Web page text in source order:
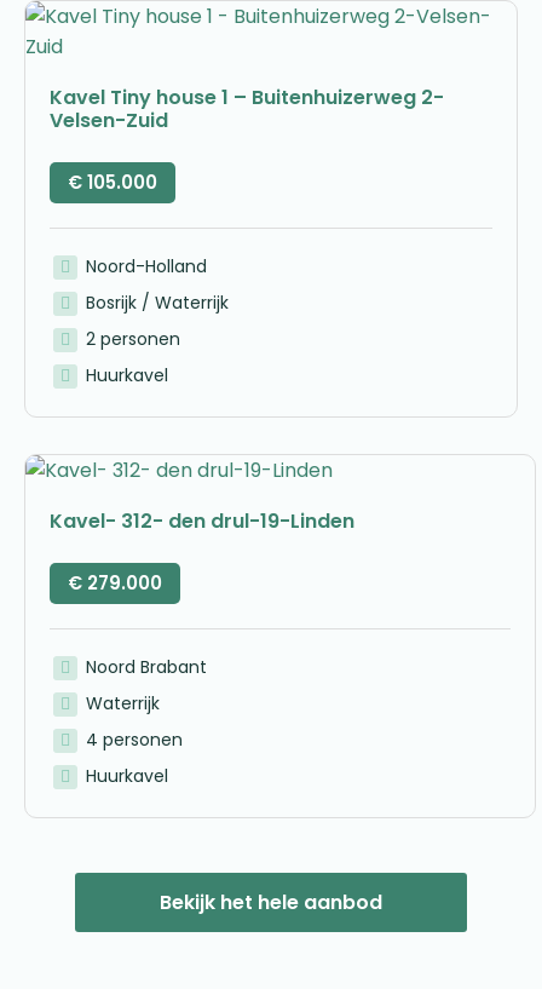
Kavel Tiny house 1 – Buitenhuizerweg 2-
Velsen-Zuid
€105.000
Noord-Holland
Bosrijk / Waterrijk
2 personen
Huurkavel
Kavel- 312- den drul-19-Linden
€ 279.000
Noord Brabant
Waterrijk
4 personen
Huurkavel
Bekijk het hele aanbod